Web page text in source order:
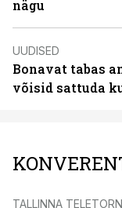
nägu
UUDISED
Bonavat tabas
võisid sattuda
TALLINNA